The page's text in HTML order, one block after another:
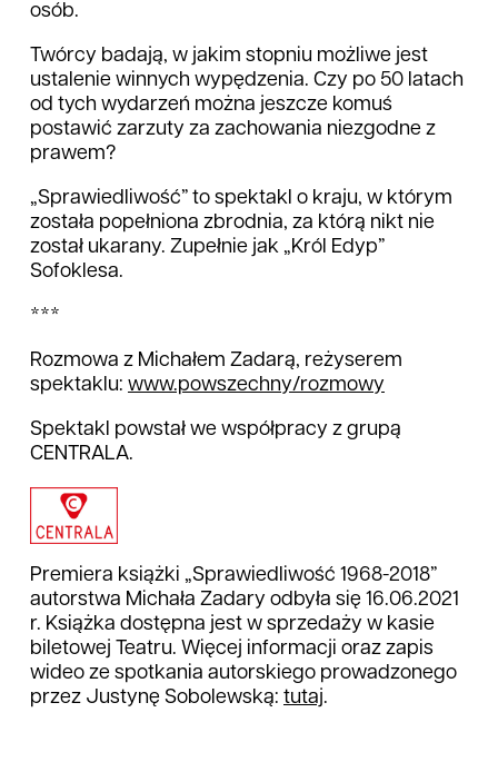
osób.
Twórcy badają, w jakim stopniu możliwe jest
ustalenie winnych wypędzenia. Czy po 50 latach
od tych wydarzeń można jeszcze komuś
postawić zarzuty za zachowania niezgodne z
prawem?
„Sprawiedliwość” to spektakl o kraju, w którym
została popełniona zbrodnia, za którą nikt nie
został ukarany. Zupełnie jak „Król Edyp”
Sofoklesa.
***
Rozmowa z Michałem Zadarą, reżyserem
spektaklu: www.powszechny/rozmowy
Spektakl powstał we współpracy z grupą
CENTRALA.
Premiera książki „Sprawiedliwość 1968-2018”
autorstwa Michała Zadary odbyła się 16.06.2021
r. Książka dostępna jest w sprzedaży w kasie
biletowej Teatru. Więcej informacji oraz zapis
wideo ze spotkania autorskiego prowadzonego
przez Justynę Sobolewską: tutaj.